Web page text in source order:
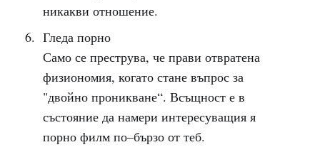
никакви отношение.
Гледа порно
Само се преструва, че прави отвратена
физиономия, когато стане въпрос за
"двойно проникване“. Всъщност е в
състояние да намери интересуващия я
порно филм по–бързо от теб.